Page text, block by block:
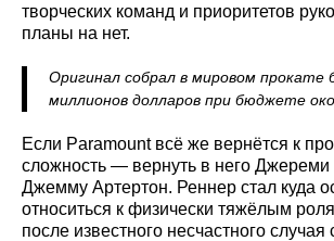
творческих команд и приоритетов
планы на нет.
Оригинал собрал в мировом прокате
миллионов долларов при бюджете
Если Paramount всё же вернётся к
сложность — вернуть в него Джереми
Джемму Артертон. Реннер стал куда
относиться к физически тяжёлым
после известного несчастного случая